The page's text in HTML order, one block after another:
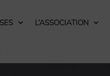
L’ASSOCIATION